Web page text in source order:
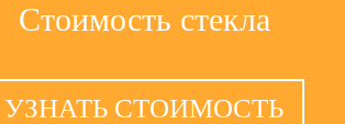
Стоимость стекла
УЗНАТЬ СТОИМОСТЬ